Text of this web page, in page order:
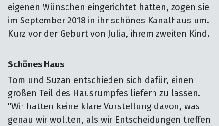
eigenen Wünschen eingerichtet hatten, zogen sie
im September 2018 in ihr schönes Kanalhaus um.
Kurz vor der Geburt von Julia, ihrem zweiten Kind.
Schönes Haus
Tom und Suzan entschieden sich dafür, einen
großen Teil des Hausrumpfes liefern zu lassen.
"Wir hatten keine klare Vorstellung davon, was
genau wir wollten, als wir Entscheidungen treffen